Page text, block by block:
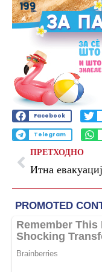
Facebook
Telegram
ПРЕТХОДНО